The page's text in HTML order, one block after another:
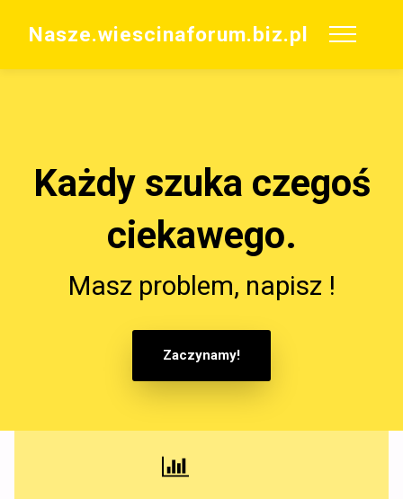
Nasze.wiescinaforum.biz.pl
Każdy szuka czegoś
ciekawego.
Masz problem, napisz !
Zaczynamy!